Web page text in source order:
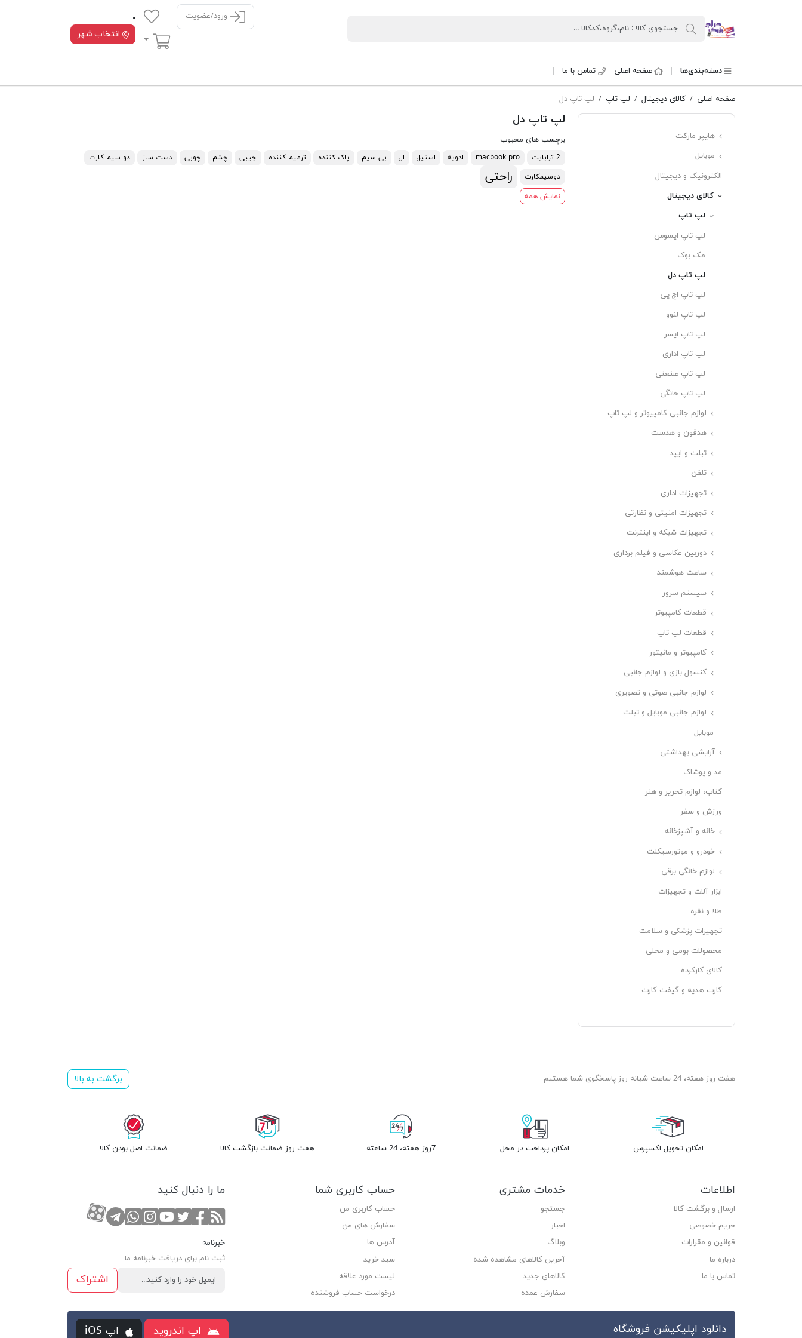
حراج بزرگ
ورود/عضویت
سبد خرید انتخاب شهر
دسته‌بندی‌ها صفحه اصلی تماس با ما
صفحه اصلی کالای دیجیتال لپ تاپ لپ تاپ دل
هایپر مارکت
موبایل
الکترونیک و دیجیتال
کالای دیجیتال
لپ تاپ
لپ تاپ ایسوس
مک بوک
لپ تاپ دل
لپ تاپ اچ پی
لپ تاپ لنوو
لپ تاپ ایسر
لپ تاپ اداری
لپ تاپ صنعتی
لپ تاپ خانگی
لوازم جانبی کامپیوتر و لپ تاپ
هدفون و هدست
تبلت و ایپد
تلفن
تجهیزات اداری
تجهیزات امنیتی و نظارتی
تجهیزات شبکه و اینترنت
دوربین عکاسی و فیلم برداری
ساعت هوشمند
سیستم سرور
قطعات کامپیوتر
قطعات لپ تاپ
کامپیوتر و مانیتور
کنسول بازی و لوازم جانبی
لوازم جانبی صوتی و تصویری
لوازم جانبی موبایل و تبلت
موبایل
آرایشی بهداشتی
مد و پوشاک
کتاب، لوازم تحریر و هنر
ورزش و سفر
خانه و آشپزخانه
خودرو و موتورسیکلت
لوازم خانگی برقی
ابزار آلات و تجهیزات
طلا و نقره
تجهیزات پزشکی و سلامت
محصولات بومی و محلی
کالای کارکرده
کارت هدیه و گیفت کارت
لپ تاپ دل
برچسب های محبوب
2 ترابایت macbook pro ادویه استیل ال بی سیم پاک کننده ترمیم کننده جیبی چشم چوبی دست ساز
دو سیم کارت
دوسیمکارت
راحتی
نمایش همه
هفت روز هفته، 24 ساعت شبانه روز پاسخگوی شما هستیم برگشت به بالا
امکان تحویل اکسپرس امکان پرداخت در محل 7روز هفته، 24 ساعته هفت روز ضمانت بازگشت کالا ضمانت اصل بودن کالا
اطلاعات
ارسال و برگشت کالا
حریم خصوصی
قوانین و مقرارات
درباره ما
تماس با ما
خدمات مشتری
جستجو
اخبار
وبلاگ
آخرین کالاهای مشاهده شده
کالاهای جدید
سفارش عمده
حساب کاربری شما
حساب کاربری من
سفارش های من‎
آدرس ها
سبد خرید
لیست مورد علاقه
درخواست حساب فروشنده
ما را دنبال کنید
RSSصفحه فیسبوک
صفحه تویتر
کانال یوتوب
صفحه اینستاگرام
تماس با واتس
کانال تلگرام
کانال آپارات
خبرنامه
ثبت نام برای دریافت خبرنامه ما
اشتراک
دانلود اپلیکیشن فروشگاه اپ اندروید اپ iOS